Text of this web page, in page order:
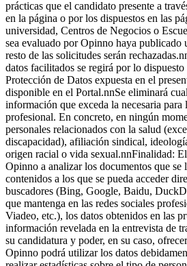
prácticas que el candidato presente a
en la página o por los dispuestos en las
universidad, Centros de Negocios o
sea evaluado por Opinno haya publicado
resto de las solicitudes serán
datos facilitados se regirá por lo
Protección de Datos expuesta en el
disponible en el Portal.nnSe eliminará
información que exceda la necesaria
profesional. En concreto, en ningún
personales relacionados con la salud
discapacidad), afiliación sindical,
origen racial o vida sexual.nnFinalidad:
Opinno a analizar los documentos que se
contenidos a los que se pueda acceder
buscadores (Bing, Google, Baidu,
que mantenga en las redes sociales
Viadeo, etc.), los datos obtenidos en las
información revelada en la entrevista de
su candidatura y poder, en su caso,
Opinno podrá utilizar los datos